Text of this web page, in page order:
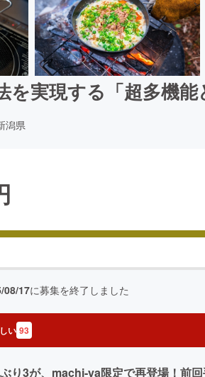
実現する「超多機能
潟県
08/17に募集を終了しました
い 93
り3が、machi-ya限定で再登場！前